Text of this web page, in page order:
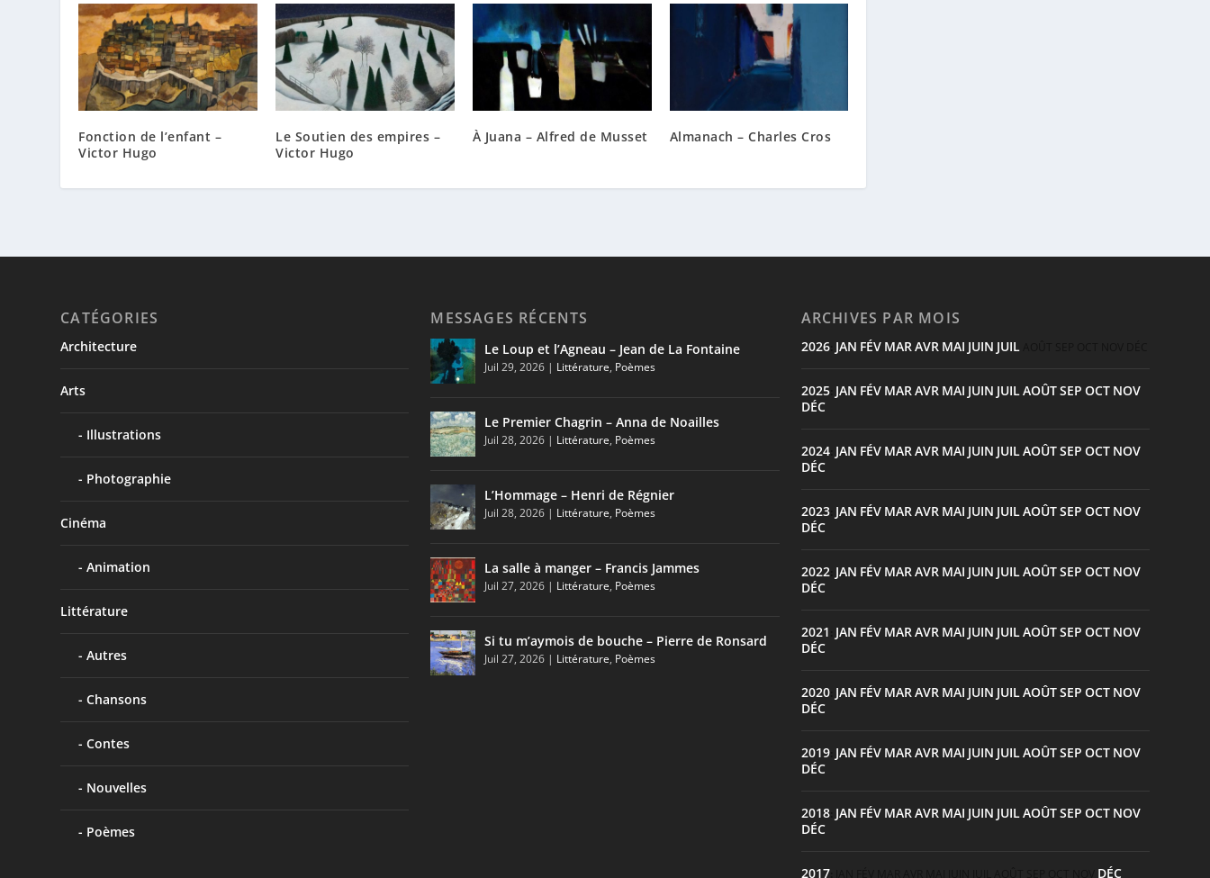
Fonction de l’enfant –
Victor Hugo
Le Soutien des empires –
Victor Hugo
À Juana – Alfred de Musset Almanach – Charles Cros
CATÉGORIES
Architecture
Arts
Illustrations
Photographie
Cinéma
Animation
Littérature
Autres
Chansons
Contes
Nouvelles
Poèmes
MESSAGES RÉCENTS
Le Loup et l’Agneau – Jean de La Fontaine
Juil 29, 2026 | Littérature, Poèmes
Le Premier Chagrin – Anna de Noailles
Juil 28, 2026 | Littérature, Poèmes
L’Hommage – Henri de Régnier
Juil 28, 2026 | Littérature, Poèmes
La salle à manger – Francis Jammes
Juil 27, 2026 | Littérature, Poèmes
Si tu m’aymois de bouche – Pierre de Ronsard
Juil 27, 2026 | Littérature, Poèmes
ARCHIVES PAR MOIS
2026: JAN FÉV MAR AVR MAI JUIN JUIL
2025: JAN FÉV MAR AVR MAI JUIN JUIL AOÛTSEP OCT NOV
DÉC
2024: JAN FÉV MAR AVR MAI JUIN JUIL AOÛTSEP OCT NOV
DÉC
2023: JAN FÉV MAR AVR MAI JUIN JUIL AOÛTSEP OCT NOV
DÉC
2022: JAN FÉV MAR AVR MAI JUIN JUIL AOÛTSEP OCT NOV
DÉC
2021 JAN FÉV MAR AVR MAI JUIN JUIL AOÛTSEP OCT NOV
DÉC
2020: JAN FÉV MAR AVR MAI JUIN JUIL AOÛTSEP OCT NOV
DÉC
2019: JAN FÉV MAR AVR MAI JUIN JUIL AOÛTSEP OCT NOV
DÉC
2018: JAN FÉV MAR AVR MAI JUIN JUIL AOÛTSEP OCT NOV
DÉC
2017: DÉC